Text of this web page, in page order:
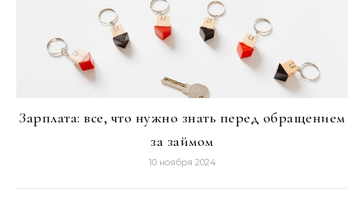
Зарплата: все, что нужно знать перед обращением
за займом
10 ноября 2024